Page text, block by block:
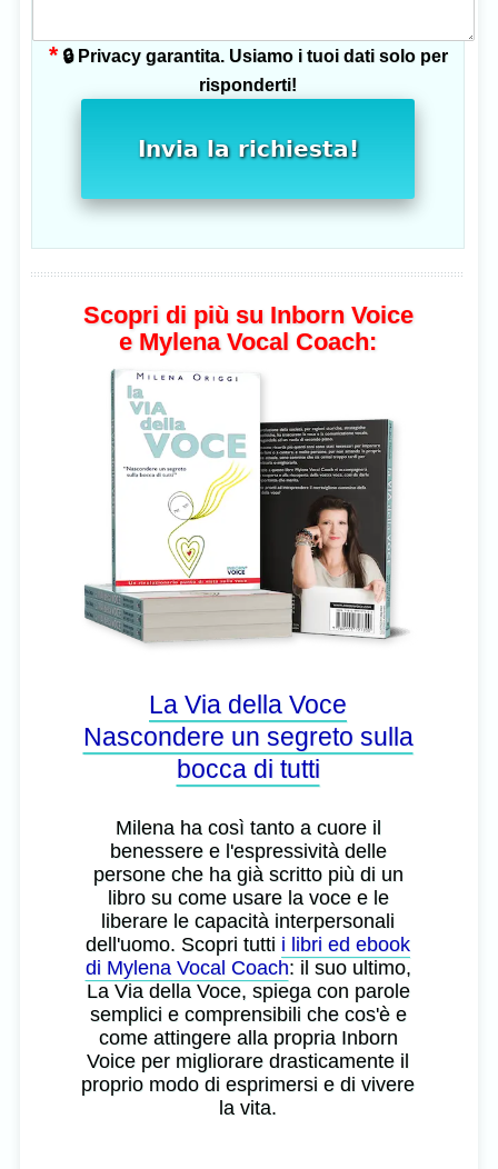
*🔒 Privacy garantita. Usiamo i tuoi dati solo per
risponderti!
Invia la richiesta!
Scopri di più su Inborn Voice
e Mylena Vocal Coach:
La Via della Voce
Nascondere un segreto sulla
bocca di tutti
Milena ha così tanto a cuore il
benessere e l'espressività delle
persone che ha già scritto più di un
libro su come usare la voce e le
liberare le capacità interpersonali
dell'uomo. Scopri tutti i libri ed ebook
di Mylena Vocal Coach: il suo ultimo,
La Via della Voce, spiega con parole
semplici e comprensibili che cos'è e
come attingere alla propria Inborn
Voice per migliorare drasticamente il
proprio modo di esprimersi e di vivere
la vita.